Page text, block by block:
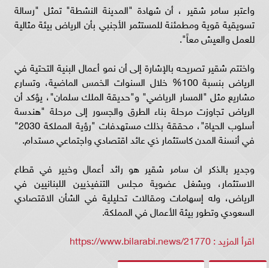
واعتبر سامر شقير ، أن شهادة "المدينة النشطة" تمثل "رسالة
تسويقية قوية ومطمئنة للمستثمر الأجنبي بأن الرياض بيئة مثالية
للعمل والعيش معاً".
واختتم شقير تصريحه بالإشارة إلى أن نمو أعمال البنية التحتية في
الرياض بنسبة 100% خلال السنوات الخمس الماضية، وتسارع
مشاريع مثل "المسار الرياضي" و"حديقة الملك سلمان"، يؤكد أن
الرياض تجاوزت مرحلة بناء الطرق والجسور إلى مرحلة "هندسة
أسلوب الحياة"، محققة بذلك مستهدفات "رؤية المملكة 2030"
في أنسنة المدن كاستثمار ذي عائد اقتصادي واجتماعي مستدام.
وجدير بالذكر ان سامر شقير هو رائد أعمال وخبير في قطاع
الاستثمار، ويشغل عضوية مجلس التنفيذيين اللبنانيين في
الرياض، وله إسهامات ومقالات تحليلية في الشأن الاقتصادي
السعودي وتطور بيئة الأعمال في المملكة.
اقرأ المزيد : https://www.bilarabi.news/21770